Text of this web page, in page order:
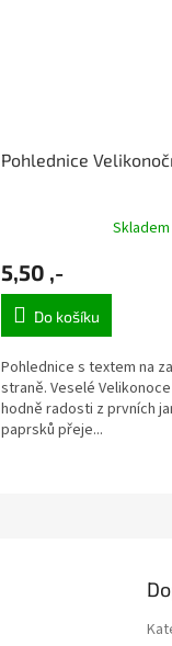
Pohlednice
5,50 ,-
Do košíku
Pohlednice s textem na
straně. Veselé
hodně radosti z prvních
paprsků přeje...